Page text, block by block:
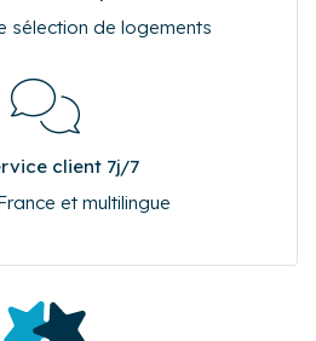
sélection de logements